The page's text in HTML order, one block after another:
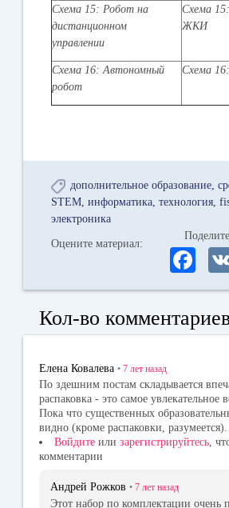
Схема 15: Робот на
дистанционном
управлении
Схема
ЖКИ
Схема 16: Автономный
робот
Схема
дополнительное образование
STEM информатика технология
электроника
Оцените материал:
Fa
ce
bo
ok
Кол-во
Елена Ковалева • 7 лет назад
По здешним постам складывается
распаковка - это самое увлекательное
Пока что существенных
видно (кроме распаковки,
Войдите или зарегистрируйтесь,
комментарии
Андрей Рожков • 7 лет назад
Этот набор по комплектации очень